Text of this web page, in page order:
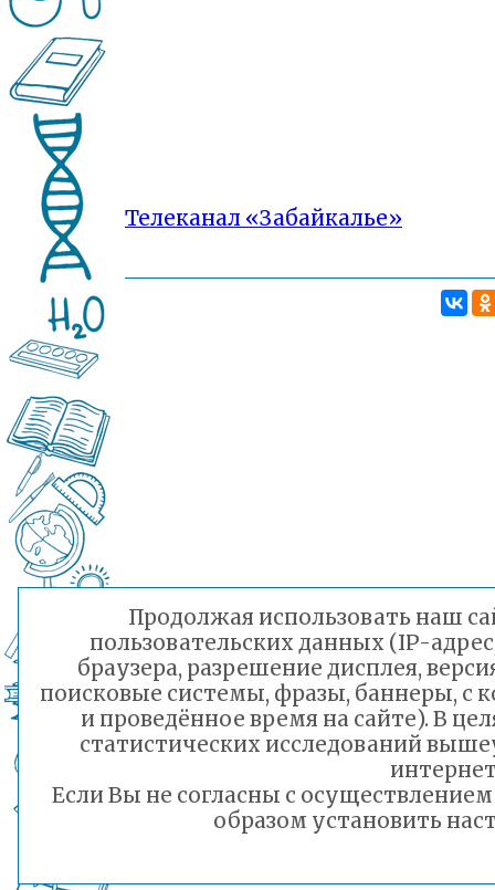
Телеканал «Забайкалье»
Продолжая использовать наш
пользовательских данных (IP-
браузера, разрешение дисплея,
поисковые системы, фразы, баннеры, с
и проведённое время на сайте). В
статистических исследований
Если Вы не согласны с
образом установить